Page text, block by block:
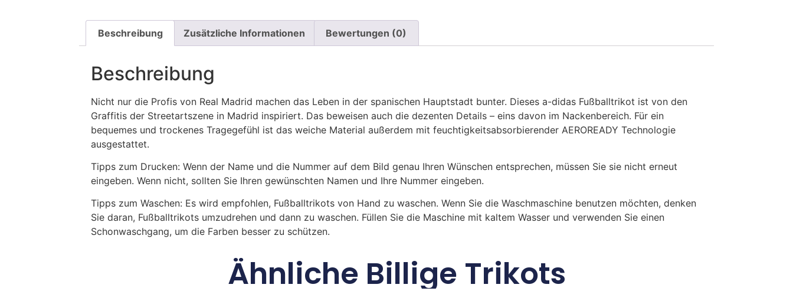
Beschreibung Zusätzliche Informationen Bewertungen (0)
Beschreibung
Nicht nur die Profis von Real Madrid machen das Leben in der spanischen Hauptstadt bunter. Dieses a-didas Fußballtrikot ist von den
Graffitis der Streetartszene in Madrid inspiriert. Das beweisen auch die dezenten Details – eins davon im Nackenbereich. Für ein
bequemes und trockenes Tragegefühl ist das weiche Material außerdem mit feuchtigkeitsabsorbierender AEROREADY Technologie
ausgestattet.
Tipps zum Drucken: Wenn der Name und die Nummer auf dem Bild genau Ihren Wünschen entsprechen, müssen Sie sie nicht erneut
eingeben. Wenn nicht, sollten Sie Ihren gewünschten Namen und Ihre Nummer eingeben.
Tipps zum Waschen: Es wird empfohlen, Fußballtrikots von Hand zu waschen. Wenn Sie die Waschmaschine benutzen möchten, denken
Sie daran, Fußballtrikots umzudrehen und dann zu waschen. Füllen Sie die Maschine mit kaltem Wasser und verwenden Sie einen
Schonwaschgang, um die Farben besser zu schützen.
Ähnliche Billige Trikots